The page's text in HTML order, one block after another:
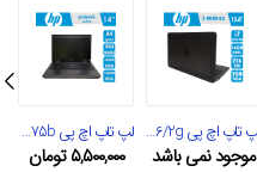
لپ تاپ اچ پی Zbook G3 15/i7/16/256/2g
موجود نمی‌ باشد
لپ تاپ اچ پی probook 6475b
۵,۵۰۰,۰۰۰ تومان